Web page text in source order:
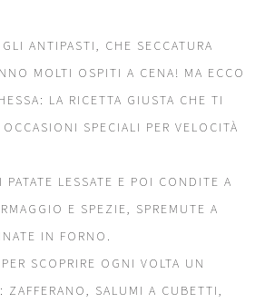
ANTIPASTI, CHE SECCATURA
MOLTI OSPITI A CENA! MA ECCO
LA RICETTA GIUSTA CHE TI
OCCASIONI SPECIALI PER VELOCITÀ
PATATE LESSATE E POI CONDITE A
E SPEZIE, SPREMUTE A
IN FORNO.
SCOPRIRE OGNI VOLTA UN
ZAFFERANO, SALUMI A CUBETTI,